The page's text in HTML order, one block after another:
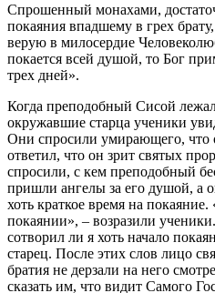
Спрошенный монахами,
покаяния впадшему в грех
верую в милосердие
покается всей душой, то Бог
трех дней».
Когда преподобный Сисой
окружавшие старца ученики
Они спросили умирающего, что
ответил, что он зрит святых
спросили, с кем преподобный
пришли ангелы за его душой, а
хоть краткое время на
покаянии», – возразили
сотворил ли я хоть начало
старец. После этих слов лицо
братия не дерзали на него
сказать им, что видит Самого